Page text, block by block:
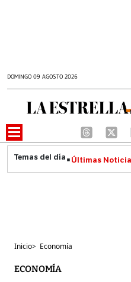
DOMINGO 09 AGOSTO 2026
Últimas
Inicio> Economía
ECONOMÍA